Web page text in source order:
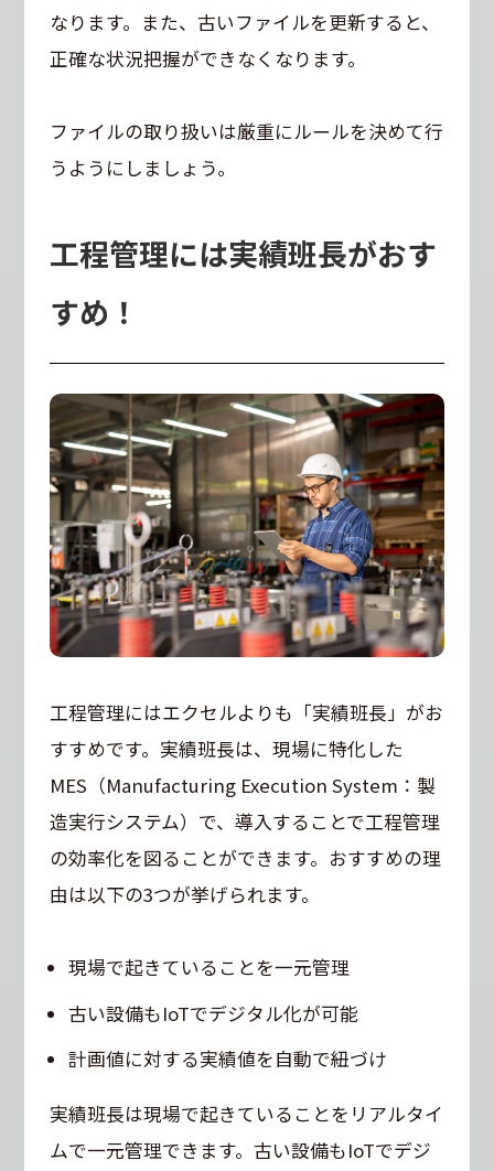
なります。また、古いファイルを更新すると、
正確な状況把握ができなくなります。
ファイルの取り扱いは厳重にルールを決めて行
うようにしましょう。
工程管理には実績班長がおす
すめ！
工程管理にはエクセルよりも「実績班長」がお
すすめです。実績班長は、現場に特化した
MES（Manufacturing Execution System：製
造実行システム）で、導入することで工程管理
の効率化を図ることができます。おすすめの理
由は以下の3つが挙げられます。
現場で起きていることを一元管理
古い設備もIoTでデジタル化が可能
計画値に対する実績値を自動で紐づけ
実績班長は現場で起きていることをリアルタイ
ムで一元管理できます。古い設備もIoTでデジ